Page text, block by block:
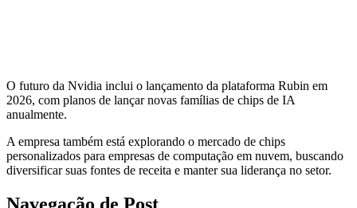
O futuro da Nvidia inclui o lançamento da plataforma Rubin em
2026, com planos de lançar novas famílias de chips de IA
anualmente.
A empresa também está explorando o mercado de chips
personalizados para empresas de computação em nuvem, buscando
diversificar suas fontes de receita e manter sua liderança no setor.
Navegação de Post